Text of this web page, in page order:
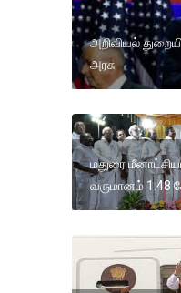
அறிவியல்
அரசு
மதுரை
வருமானம் 1.48